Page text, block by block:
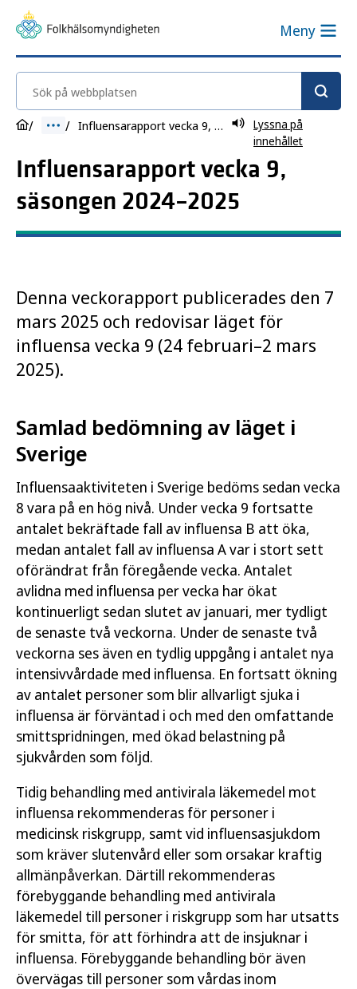
Meny
Sök på webbplatsen
Influensarapport vecka 9, säsongen 2024–2025
Lyssna på
innehållet
Influensarapport vecka 9,
säsongen 2024–2025
Denna veckorapport publicerades den 7
mars 2025 och redovisar läget för
influensa vecka 9 (24 februari–2 mars
2025).
Samlad bedömning av läget i
Sverige
Influensaaktiviteten i Sverige bedöms sedan vecka
8 vara på en hög nivå. Under vecka 9 fortsatte
antalet bekräftade fall av influensa B att öka,
medan antalet fall av influensa A var i stort sett
oförändrat från föregående vecka. Antalet
avlidna med influensa per vecka har ökat
kontinuerligt sedan slutet av januari, mer tydligt
de senaste två veckorna. Under de senaste två
veckorna ses även en tydlig uppgång i antalet nya
intensivvårdade med influensa. En fortsatt ökning
av antalet personer som blir allvarligt sjuka i
influensa är förväntad i och med den omfattande
smittspridningen, med ökad belastning på
sjukvården som följd.
Tidig behandling med antivirala läkemedel mot
influensa rekommenderas för personer i
medicinsk riskgrupp, samt vid influensasjukdom
som kräver slutenvård eller som orsakar kraftig
allmänpåverkan. Därtill rekommenderas
förebyggande behandling med antivirala
läkemedel till personer i riskgrupp som har utsatts
för smitta, för att förhindra att de insjuknar i
influensa. Förebyggande behandling bör även
övervägas till personer som vårdas inom